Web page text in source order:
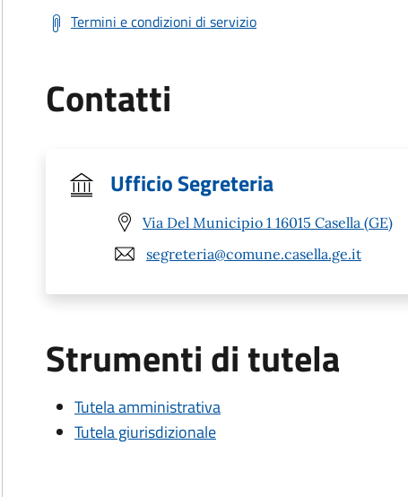
Termini e condizioni di servizio
Contatti
Ufficio Segreteria
Via Del Municipio 1 16015 Casella (GE)
segreteria@comune.casella.ge.it
Strumenti di tutela
Tutela amministrativa
Tutela giurisdizionale